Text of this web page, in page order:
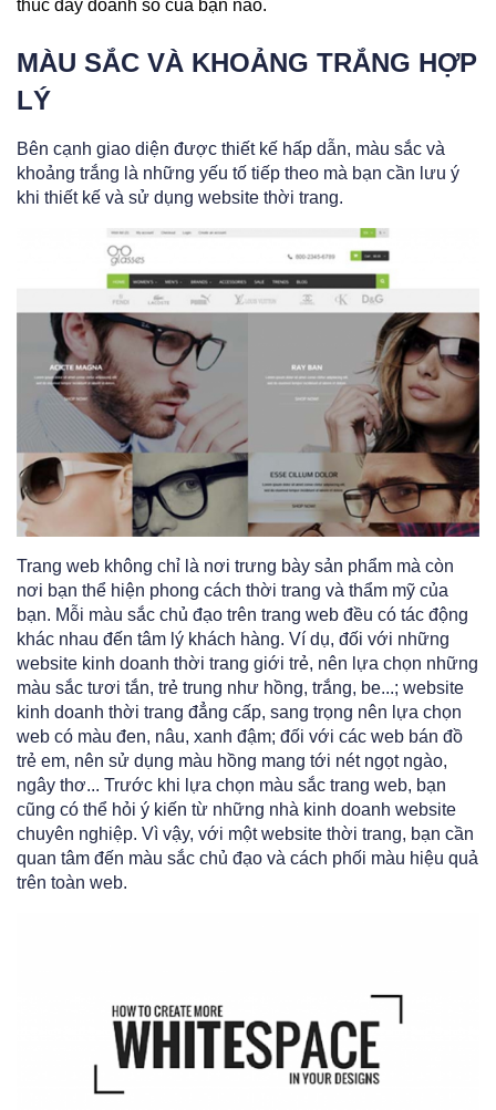
thúc đẩy doanh số của bạn nào.
MÀU SẮC VÀ KHOẢNG TRẮNG HỢP
LÝ
Bên cạnh giao diện được thiết kế hấp dẫn, màu sắc và
khoảng trắng là những yếu tố tiếp theo mà bạn cần lưu ý
khi thiết kế và sử dụng website thời trang.
Trang web không chỉ là nơi trưng bày sản phẩm mà còn
nơi bạn thể hiện phong cách thời trang và thẩm mỹ của
bạn. Mỗi màu sắc chủ đạo trên trang web đều có tác động
khác nhau đến tâm lý khách hàng. Ví dụ, đối với những
website kinh doanh thời trang giới trẻ, nên lựa chọn những
màu sắc tươi tắn, trẻ trung như hồng, trắng, be...; website
kinh doanh thời trang đẳng cấp, sang trọng nên lựa chọn
web có màu đen, nâu, xanh đậm; đối với các web bán đồ
trẻ em, nên sử dụng màu hồng mang tới nét ngọt ngào,
ngây thơ... Trước khi lựa chọn màu sắc trang web, bạn
cũng có thể hỏi ý kiến từ những nhà kinh doanh website
chuyên nghiệp. Vì vậy, với một website thời trang, bạn cần
quan tâm đến màu sắc chủ đạo và cách phối màu hiệu quả
trên toàn web.